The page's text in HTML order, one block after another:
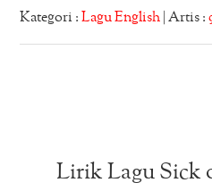
Kategori :Lagu English | Artis :
Lirik Lagu Sick